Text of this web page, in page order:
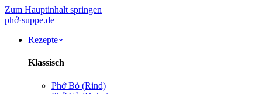
Zum Hauptinhalt springen
phở·suppe.de
Rezepte
Klassisch
Phở Bò (Rind)